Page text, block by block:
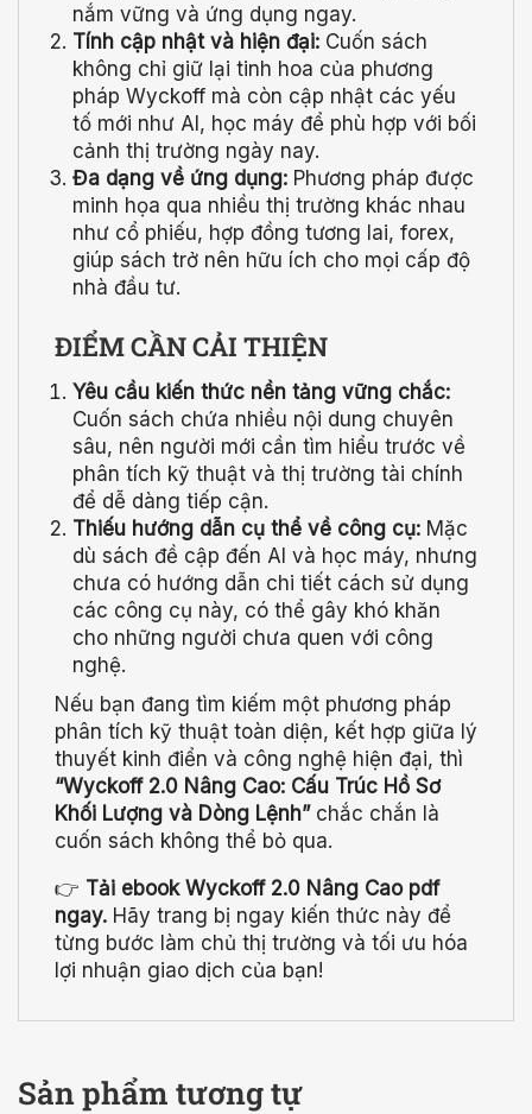
nắm vững và ứng dụng ngay.
Tính cập nhật và hiện đại: Cuốn sách
không chỉ giữ lại tinh hoa của phương
pháp Wyckoff mà còn cập nhật các yếu
tố mới như AI, học máy để phù hợp với bối
cảnh thị trường ngày nay.
Đa dạng về ứng dụng: Phương pháp được
minh họa qua nhiều thị trường khác nhau
như cổ phiếu, hợp đồng tương lai, forex,
giúp sách trở nên hữu ích cho mọi cấp độ
nhà đầu tư.
ĐIỂM CẦN CẢI THIỆN
Yêu cầu kiến thức nền tảng vững chắc:
Cuốn sách chứa nhiều nội dung chuyên
sâu, nên người mới cần tìm hiểu trước về
phân tích kỹ thuật và thị trường tài chính
để dễ dàng tiếp cận.
Thiếu hướng dẫn cụ thể về công cụ: Mặc
dù sách đề cập đến AI và học máy, nhưng
chưa có hướng dẫn chi tiết cách sử dụng
các công cụ này, có thể gây khó khăn
cho những người chưa quen với công
nghệ.
Nếu bạn đang tìm kiếm một phương pháp
phân tích kỹ thuật toàn diện, kết hợp giữa lý
thuyết kinh điển và công nghệ hiện đại, thì
“Wyckoff 2.0 Nâng Cao: Cấu Trúc Hồ Sơ
Khối Lượng và Dòng Lệnh”chắc chắn là
cuốn sách không thể bỏ qua.
👉 Tải ebook Wyckoff 2.0 Nâng Cao pdf
ngay. Hãy trang bị ngay kiến thức này để
từng bước làm chủ thị trường và tối ưu hóa
lợi nhuận giao dịch của bạn!
Sản phẩm tương tự